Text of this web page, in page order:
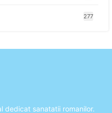
277
dedicat sanatatii romanilor.